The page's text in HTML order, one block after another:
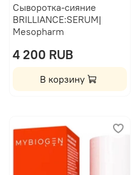
Сыворотка-сияние
BRILLIANCE:SERUM|
Mesopharm
4 200 RUB
В корзину